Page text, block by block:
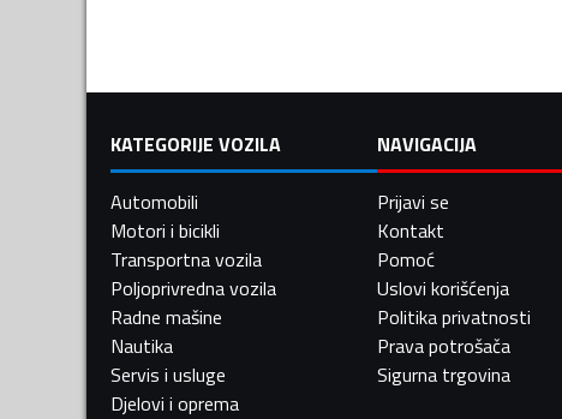
KATEGORIJE VOZILA
Automobili
Motori i bicikli
Transportna vozila
Poljoprivredna vozila
Radne mašine
Nautika
Servis i usluge
Djelovi i oprema
NAVIGACIJA
Prijavi se
Kontakt
Pomoć
Uslovi korišćenja
Politika privatnosti
Prava potrošača
Sigurna trgovina